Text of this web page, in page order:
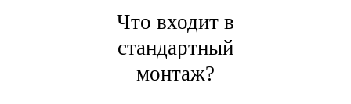
Что входит в
стандартный
монтаж?